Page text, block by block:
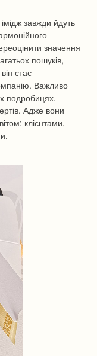
завжди йдуть
значення
пошуків,
стає
Важливо
подробицях.
Адже вони
клієнтами,